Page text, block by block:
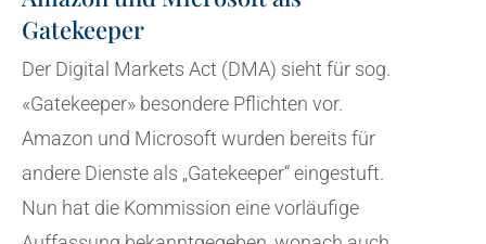
Gatekeeper
Der Digital Markets Act (DMA) sieht für sog.
«Gatekeeper» besondere Pflichten vor.
Amazon und Microsoft wurden bereits für
andere Dienste als „Gatekeeper“ eingestuft.
Nun hat die Kommission eine vorläufige